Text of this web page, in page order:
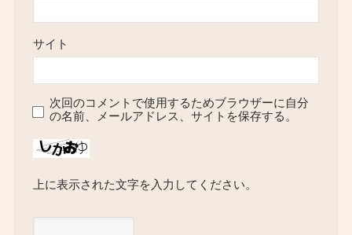
サイト
次回のコメントで使用するためブラウザーに自分
の名前、メールアドレス、サイトを保存する。
上に表示された文字を入力してください。